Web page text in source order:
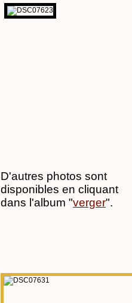
D'autres photos sont
disponibles en cliquant
dans l'album "verger".